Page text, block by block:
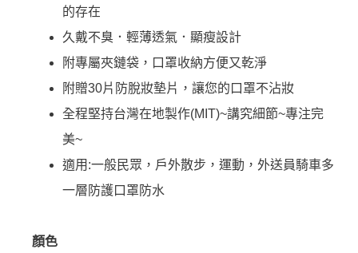
的存在
久戴不臭．輕薄透氣．顯瘦設計
附專屬夾鏈袋，口罩收納方便又乾淨
附贈30片防脫妝墊片，讓您的口罩不沾妝
全程堅持台灣在地製作(MIT)~講究細節~專注完
美~
適用:一般民眾，戶外散步，運動，外送員騎車多
一層防護口罩防水
顏色